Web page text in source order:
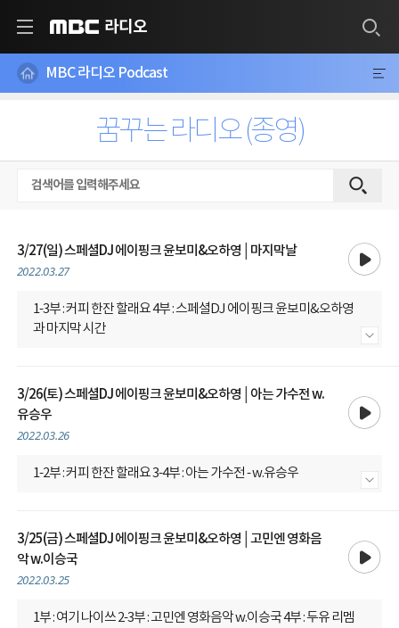
라디오
MBC 라디오 Podcast
꿈꾸는 라디오 (종영)
3/27(일) 스페셜DJ 에이핑크 윤보미&오하영│마지막날
2022.03.27
1-3부 : 커피 한잔 할래요 4부 : 스페셜DJ 에이핑크 윤보미&오하영
과 마지막 시간
3/26(토) 스페셜DJ 에이핑크 윤보미&오하영│아는 가수전 w.
유승우
2022.03.26
1-2부 : 커피 한잔 할래요 3-4부 : 아는 가수전 - w.유승우
3/25(금) 스페셜DJ 에이핑크 윤보미&오하영│고민엔 영화음
악 w.이승국
2022.03.25
1부 : 여기 나이쓰 2-3부 : 고민엔 영화음악 w.이승국 4부 : 두유 리멤